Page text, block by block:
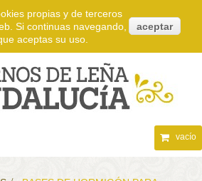
vacío
propias y de terceros
Si continuas navegando,
aceptas su uso.
aceptar